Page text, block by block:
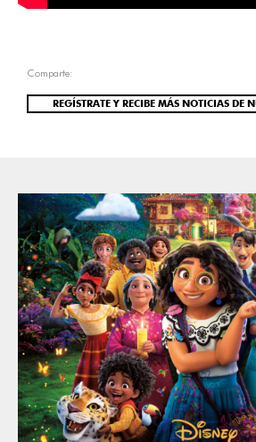
Comparte:
REGÍSTRATE Y RECIBE MÁS NOTICIAS DE